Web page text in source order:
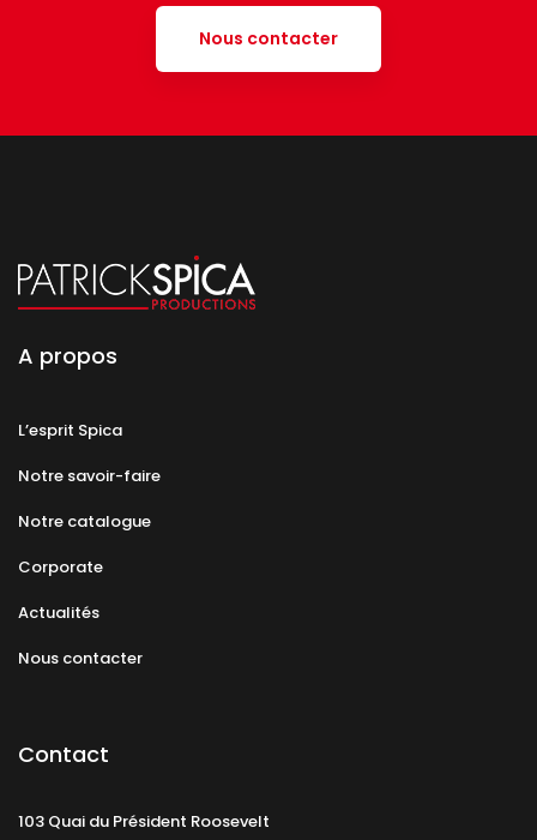
Nous contacter
A propos
L’esprit Spica
Notre savoir-faire
Notre catalogue
Corporate
Actualités
Nous contacter
Contact
103 Quai du Président Roosevelt